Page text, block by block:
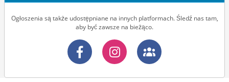
Ogłoszenia są także udostępniane na innych platformach. Śledź nas tam,
aby być zawsze na bieżąco.